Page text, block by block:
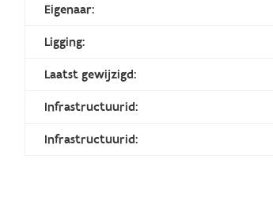
Eigenaar:
Ligging:
Laatst gewijzigd:
Infrastructuurid:
Infrastructuurid: